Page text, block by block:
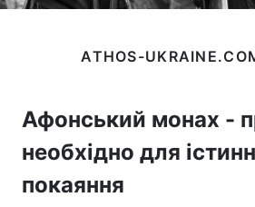
ATHOS-
Афонський монах -
необхідно для
покаяння